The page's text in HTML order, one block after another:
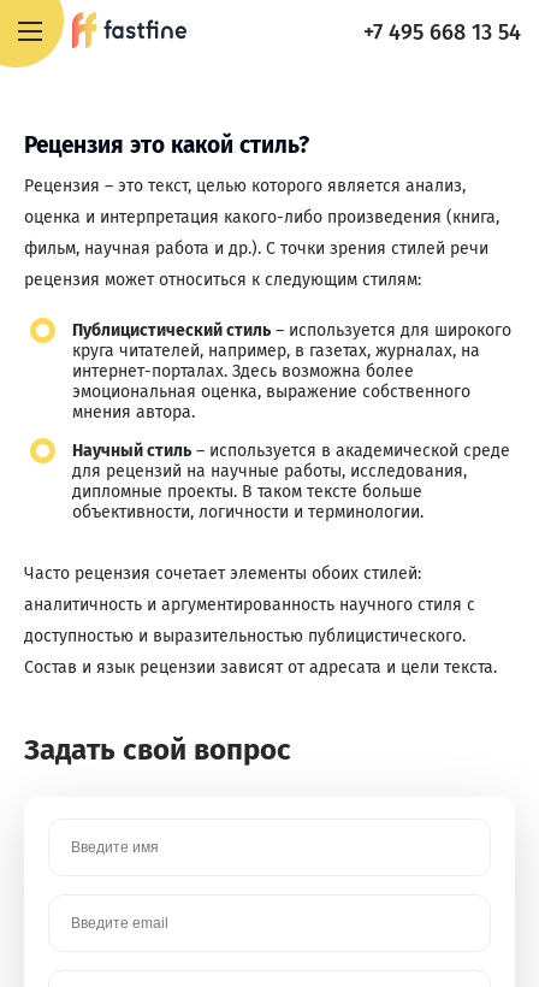
+7 495 668 13 54
Рецензия это какой стиль?
Рецензия – это текст, целью которого является анализ,
оценка и интерпретация какого-либо произведения (книга,
фильм, научная работа и др.). С точки зрения стилей речи
рецензия может относиться к следующим стилям:
Публицистический стиль – используется для широкого
круга читателей, например, в газетах, журналах, на
интернет-порталах. Здесь возможна более
эмоциональная оценка, выражение собственного
мнения автора.
Научный стиль – используется в академической среде
для рецензий на научные работы, исследования,
дипломные проекты. В таком тексте больше
объективности, логичности и терминологии.
Часто рецензия сочетает элементы обоих стилей:
аналитичность и аргументированность научного стиля с
доступностью и выразительностью публицистического.
Состав и язык рецензии зависят от адресата и цели текста.
Задать свой вопрос